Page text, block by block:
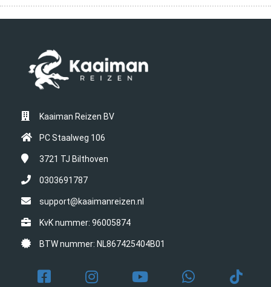
Kaaiman Reizen BV
PC Staalweg 106
3721 TJ Bilthoven
0303691787
support@kaaimanreizen.nl
KvK nummer: 96005874
BTW nummer: NL867425404B01